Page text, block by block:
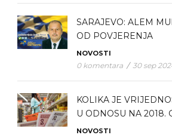
SARAJEVO: ALEM
OD POVJERENJA
NOVOSTI
0 komentara / 30 sep
KOLIKA JE
U ODNOSU NA 2018.
NOVOSTI